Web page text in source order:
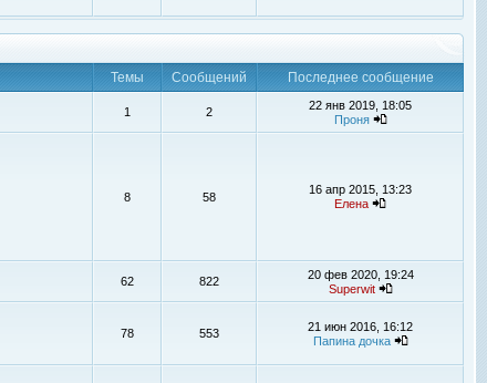
Темы Сообщений Последнее сообщение
1 2
22 янв 2019, 18:05
Проня
8 58
16 апр 2015, 13:23
Елена
62 822
20 фев 2020, 19:24
Superwit
78 553
21 июн 2016, 16:12
Папина дочка